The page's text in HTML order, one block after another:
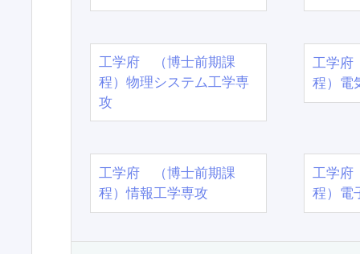
工学府 （博士前期課
程）物理システム工学専
攻
工学
程）電
工学府 （博士前期課
程）情報工学専攻
工学
程）電